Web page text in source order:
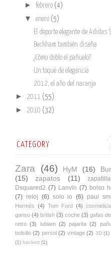
► febrero (4)
▼ enero (5)
El deporte elegante de Adidas
Beckham también diseña
¿Cómo doblo el pañuelo?
Un toque de elegancia
2012, el año del naranja
► 2011 (55)
► 2010 (32)
CATEGORY
Zara (46) HyM (16)
(15)
zapatos (11)
Dsquared2 (7) Lanvin (7) bolso
(7) reloj (6) solo io (6) paul
Hermés (4) Tom Ford (4) cosmetica
ganso (4) british (3) coche (3) gafas
retro (3) lubiam (2) pajarita (2)
bolsillo (2) persol (2) vintage (2) 3D (1)
(1) hackett (1)